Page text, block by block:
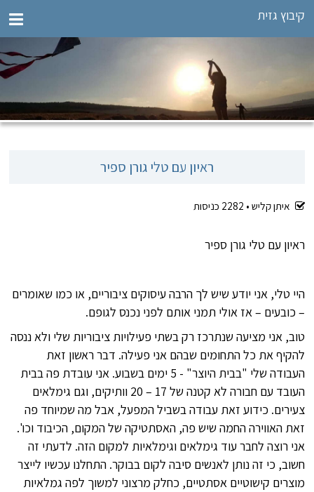
קיבוץ גזית
ראיון עם טלי גורן ספיר
איתן קליש • 2282 כניסות
ראיון עם טלי גורן ספיר
היי טלי, אני יודע שיש לך הרבה עיסוקים ציבוריים, או כמו שאומרים
– כובעים – אז אולי תמני אותם לפני נכנס לגופם.
טוב, אני מציעה שנתרכז רק בשתי פעילויות ציבוריות שלי ולא ננסה
להקיף את כל התחומים שבהם אני פעילה. דבר ראשון זאת
העבודה שלי "בבית היוצר" - 5 ימים בשבוע. אני עובדת פה בבית
העובד עם חבורה לא קטנה של 17 – 20 וותיקים, וגם גימלאים
צעירים. כידוע זאת עבודה בשביל המפעל, אבל מה שמיוחד פה
זאת האווירה החמה שיש פה, האסתטיקה של המקום, הכיבוד וכו'.
אני רוצה לחבר עוד גימלאים וגימלאיות למקום הזה. לדעתי זה
חשוב, כי זה נותן לאנשים סיבה לקום בבוקר. התחלנו עכשיו לייצר
מוצרים קישוטיים אסתטיים, כחלק מרצוני למשוך לפה גמלאיות